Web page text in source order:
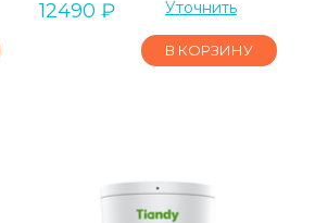
12490 ₽ Уточнить
В КОРЗИНУ